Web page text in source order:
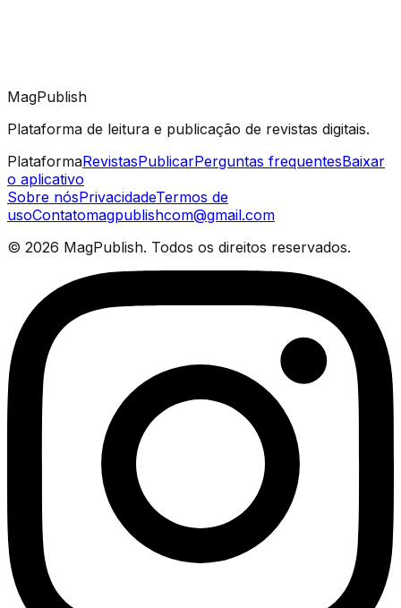
MagPublish
Plataforma de leitura e publicação de revistas digitais.
PlataformaRevistasPublicarPerguntas frequentesBaixar
o aplicativo
Sobre nósPrivacidadeTermos de
usoContatomagpublishcom@gmail.com
© 2026 MagPublish. Todos os direitos reservados.